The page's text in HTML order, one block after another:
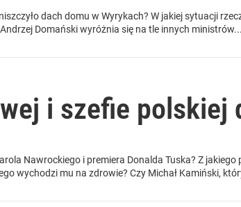
dach domu w Wyrykach? W jakiej sytuacji
Domański wyróżnia się na tle innych ministrów...
i szefie polskiej
Nawrockiego i premiera Donalda Tuska? Z
wychodzi mu na zdrowie? Czy Michał Kamiński,